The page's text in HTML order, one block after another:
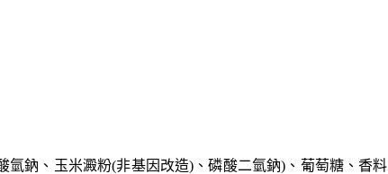
鈉、玉米澱粉(非基因改造)、磷酸二氫鈉)、葡萄糖、香料